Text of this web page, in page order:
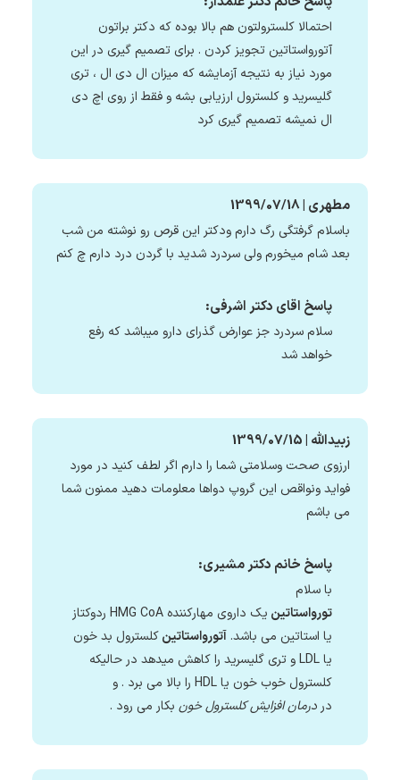
احتمالا کلسترولتون هم بالا بوده که دکتر براتون
آتورواستاتین تجویز کردن . برای تصمیم گیری در این
مورد نیاز به نتیجه آزمایشه که میزان ال دی ال ، تری
گلیسرید و کلسترول ارزیابی بشه و فقط از روی اچ دی
ال نمیشه تصمیم گیری کرد
مطهري | 1399/07/18
باسلام گرفتگي رگ دارم ودکتر اين قرص رو نوشته من شب
بعد شام ميخورم ولي سردرد شديد با گردن درد دارم چ کنم
پاسخ اقای دکتر اشرفی:
سلام سردرد جز عوارض گذرای دارو میباشد که رفع
خواهد شد
زبیدالله | 1399/07/15
ارزوی صحت وسلامتی شما را دارم اگر لطف کنید در مورد
فواید ونواقص این گروپ دواها معلومات دهید ممنون شما
می باشم
پاسخ خانم دکتر مشیری:
با سلام
تورواستاتین
یک داروی مهارکننده HMG CoA ردوکتاز
یا استاتین می باشد. آتورواستاتینکلسترول بد خون
یا LDL و تری گلیسرید را کاهش میدهد در حالیکه
کلسترول خوب خون یا HDL را بالا می برد . و
در درمان افزایش کلسترول خون بکار می رود .